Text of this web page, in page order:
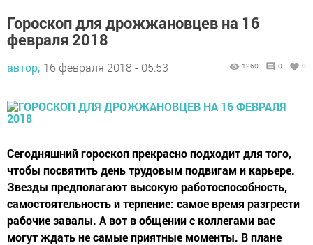
Гороскоп для дрожжановцев на 16
февраля 2018
автор, 16 февраля 2018 - 05:53 1260 0 0
Сегодняшний гороскоп прекрасно подходит для того,
чтобы посвятить день трудовым подвигам и карьере.
Звезды предполагают высокую работоспособность,
самостоятельность и терпение: самое время разгрести
рабочие завалы. А вот в общении с коллегами вас
могут ждать не самые приятные моменты. В плане